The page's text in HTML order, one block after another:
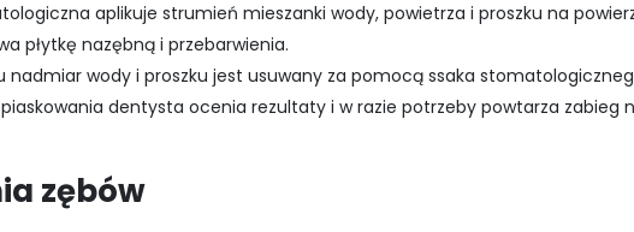
aplikuje strumień mieszanki wody, powietrza i proszku na
płytkę nazębną i przebarwienia.
nadmiar wody i proszku jest usuwany za pomocą ssaka
dentysta ocenia rezultaty i w razie potrzeby powtarza zabieg
zębów